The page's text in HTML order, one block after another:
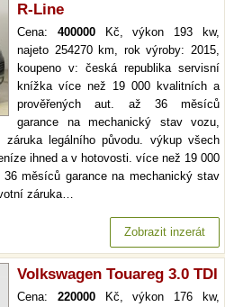
R-Line
Cena: 400000Kč, výkon 193 kw,
najeto 254270 km, rok výroby: 2015,
koupeno v: česká republika servisní
knížka více než 19 000 kvalitních a
prověřených aut. až 36 měsíců
garance na mechanický stav vozu,
legálního původu. výkup všech
ihned a v hotovosti. více než 19 000
měsíců garance na mechanický stav
záruka…
Zobrazit inzerát
Volkswagen Touareg 3.0 TDI
Cena: 220000Kč, výkon 176 kw,